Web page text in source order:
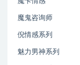
魔鬼咨询师
倪情感系列
魅力男神系列